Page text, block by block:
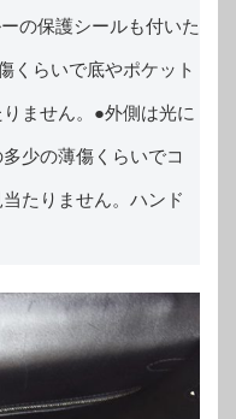
の保護シールも付いた
くらいで底やポケット
ません。●外側は光に
少の薄傷くらいでコ
たりません。ハンド